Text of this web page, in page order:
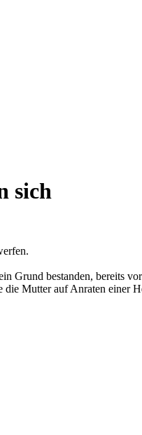
sich
Grund bestanden, bereits
die Mutter auf Anraten einer